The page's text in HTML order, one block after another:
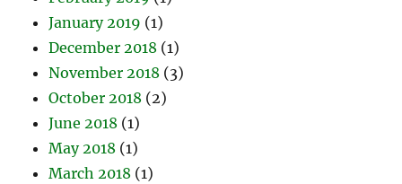
January 2019 (1)
December 2018 (1)
November 2018 (3)
October 2018 (2)
June 2018 (1)
May 2018 (1)
March 2018 (1)